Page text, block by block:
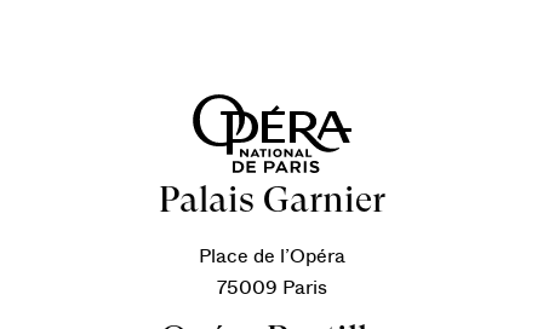
Palais Garnier
Place de l’Opéra
75009 Paris